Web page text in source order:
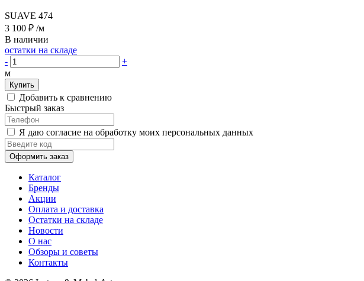
SUAVE 474
3 100 ₽ /м
В наличии
остатки на складе
-
+
м
Купить
Добавить к сравнению
Быстрый заказ
Я даю согласие на обработку моих персональных данных
Оформить заказ
Каталог
Бренды
Акции
Оплата и доставка
Остатки на складе
Новости
О нас
Обзоры и советы
Контакты